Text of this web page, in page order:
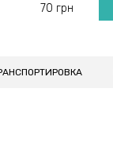
70 грн